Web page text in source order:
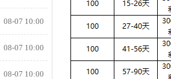
08-07 10:00
08-07 10:00
08-07 10:00